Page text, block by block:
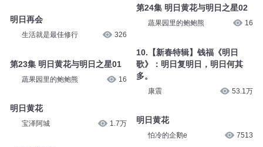
明日再会
生活就是最佳修行 326
第23集 明日黄花与明日之星01
蔬果园里的鲍鲍熊 16
明日黄花
宝泽阿城 1.7万
第24集 明日黄花与明日之星02
蔬果园里的鲍鲍熊 16
10.【新春特辑】钱福《明日
歌》：明日复明日，明日何其
多。
康震 53.1万
明日黄花
怕冷的企鹅e 7513